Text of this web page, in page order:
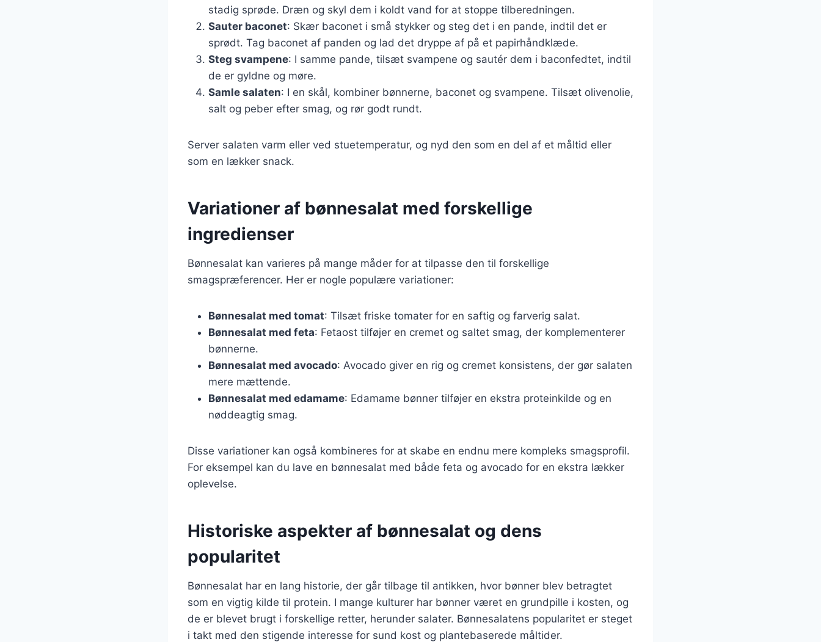
stadig sprøde. Dræn og skyl dem i koldt vand for at stoppe tilberedningen.
Sauter baconet: Skær baconet i små stykker og steg det i en pande, indtil det er
sprødt. Tag baconet af panden og lad det dryppe af på et papirhåndklæde.
Steg svampene: I samme pande, tilsæt svampene og sautér dem i baconfedtet, indtil
de er gyldne og møre.
Samle salaten: I en skål, kombiner bønnerne, baconet og svampene. Tilsæt olivenolie,
salt og peber efter smag, og rør godt rundt.
Server salaten varm eller ved stuetemperatur, og nyd den som en del af et måltid eller
som en lækker snack.
Variationer af bønnesalat med forskellige
ingredienser
Bønnesalat kan varieres på mange måder for at tilpasse den til forskellige
smagspræferencer. Her er nogle populære variationer:
Bønnesalat med tomat: Tilsæt friske tomater for en saftig og farverig salat.
Bønnesalat med feta: Fetaost tilføjer en cremet og saltet smag, der komplementerer
bønnerne.
Bønnesalat med avocado: Avocado giver en rig og cremet konsistens, der gør salaten
mere mættende.
Bønnesalat med edamame: Edamame bønner tilføjer en ekstra proteinkilde og en
nøddeagtig smag.
Disse variationer kan også kombineres for at skabe en endnu mere kompleks smagsprofil.
For eksempel kan du lave en bønnesalat med både feta og avocado for en ekstra lækker
oplevelse.
Historiske aspekter af bønnesalat og dens
popularitet
Bønnesalat har en lang historie, der går tilbage til antikken, hvor bønner blev betragtet
som en vigtig kilde til protein. I mange kulturer har bønner været en grundpille i kosten, og
de er blevet brugt i forskellige retter, herunder salater. Bønnesalatens popularitet er steget
i takt med den stigende interesse for sund kost og plantebaserede måltider.